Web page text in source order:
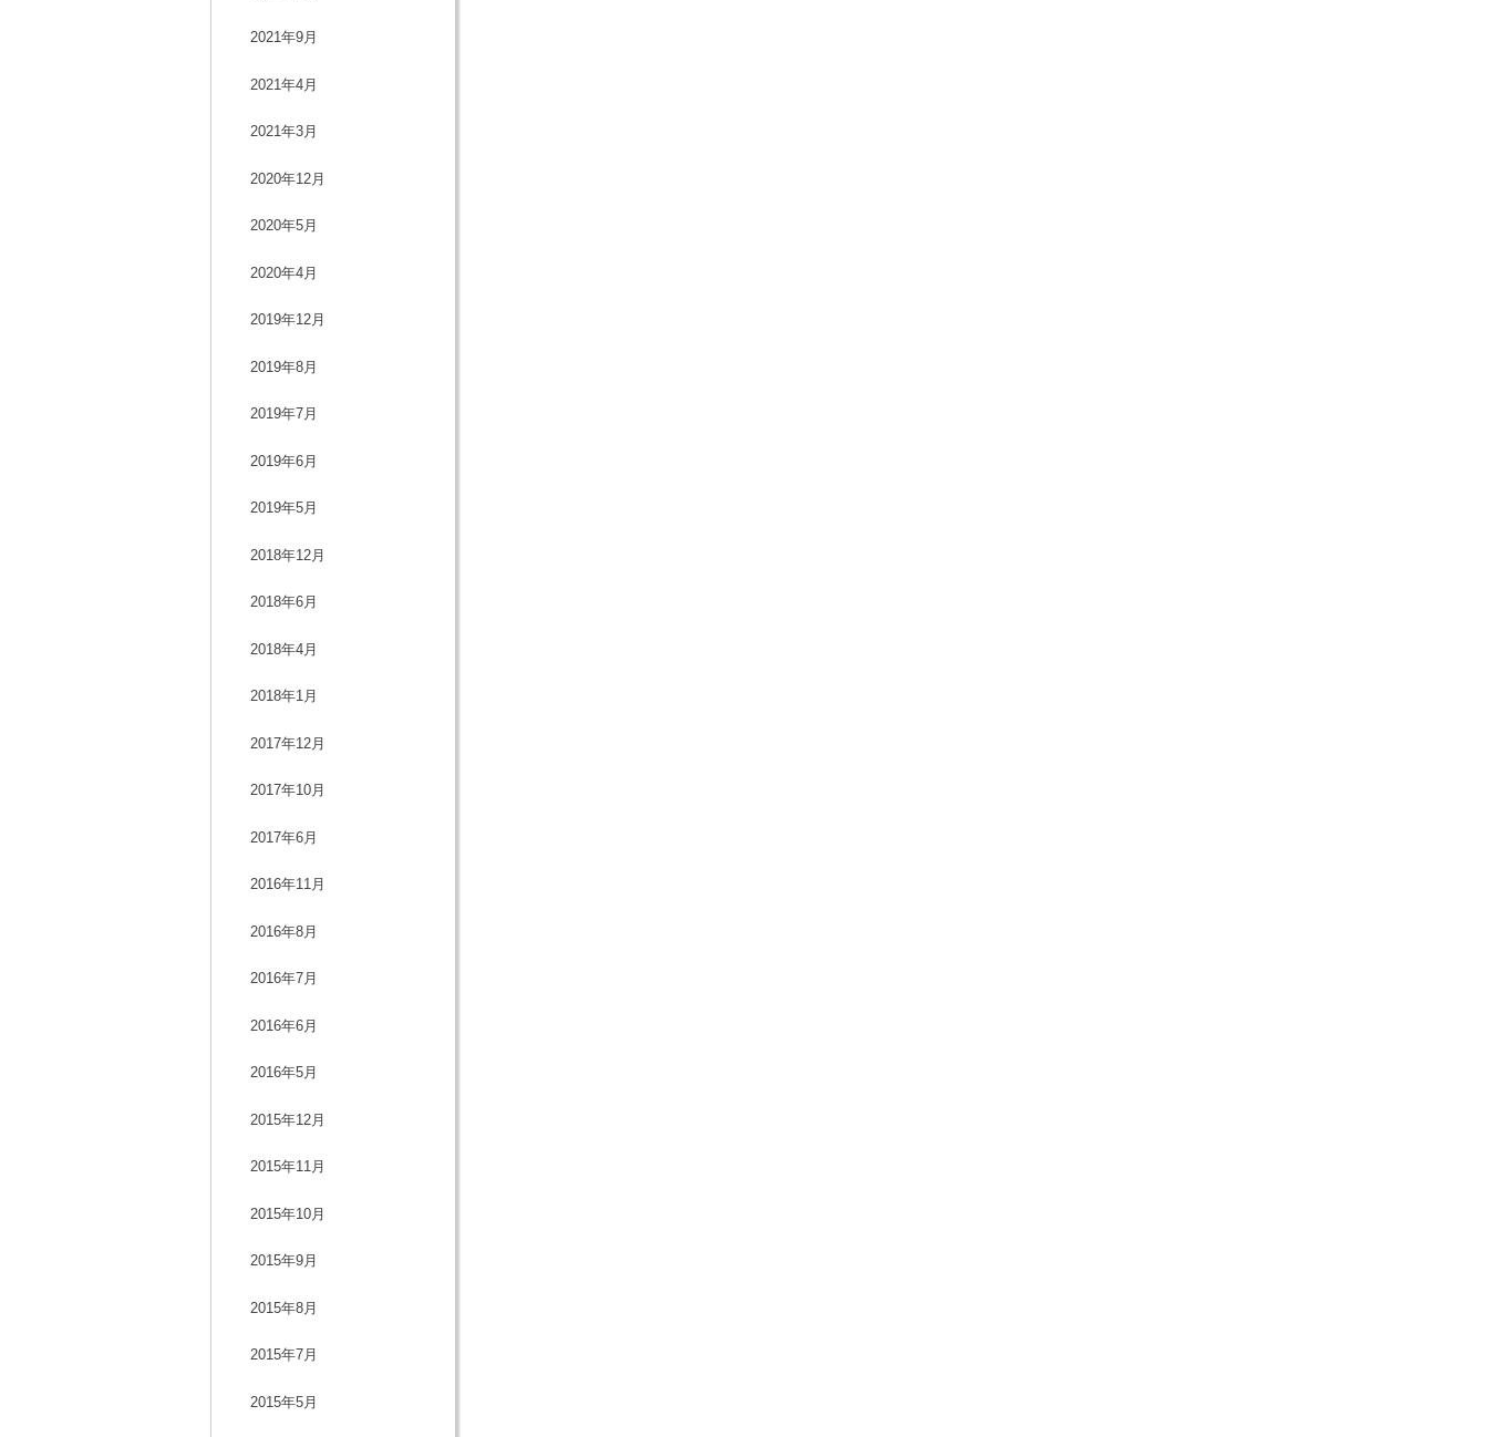
2021年9月
2021年4月
2021年3月
2020年12月
2020年5月
2020年4月
2019年12月
2019年8月
2019年7月
2019年6月
2019年5月
2018年12月
2018年6月
2018年4月
2018年1月
2017年12月
2017年10月
2017年6月
2016年11月
2016年8月
2016年7月
2016年6月
2016年5月
2015年12月
2015年11月
2015年10月
2015年9月
2015年8月
2015年7月
2015年5月